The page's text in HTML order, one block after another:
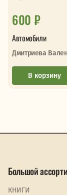
600 ₽
Автомобили
Дмитриева
В корзину
Большой
КНИГИ